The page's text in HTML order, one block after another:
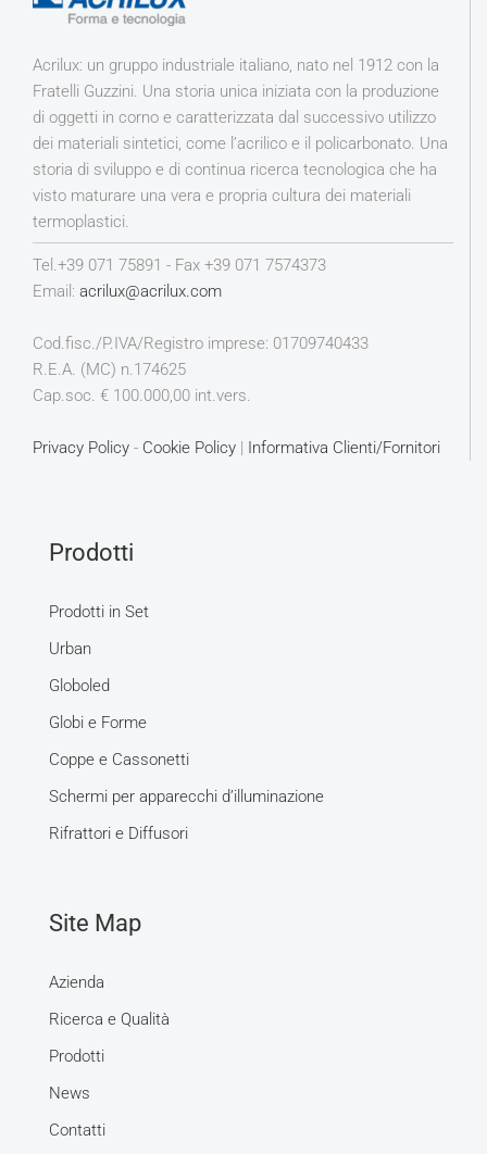
Acrilux: un gruppo industriale italiano, nato nel 1912 con la
Fratelli Guzzini. Una storia unica iniziata con la produzione
di oggetti in corno e caratterizzata dal successivo utilizzo
dei materiali sintetici, come l’acrilico e il policarbonato. Una
storia di sviluppo e di continua ricerca tecnologica che ha
visto maturare una vera e propria cultura dei materiali
termoplastici.
Tel.+39 071 75891 - Fax +39 071 7574373
Email: acrilux@acrilux.com
Cod.fisc./P.IVA/Registro imprese: 01709740433
R.E.A. (MC) n.174625
Cap.soc. € 100.000,00 int.vers.
Privacy Policy - Cookie Policy | Informativa Clienti/Fornitori
Prodotti
Prodotti in Set
Urban
Globoled
Globi e Forme
Coppe e Cassonetti
Schermi per apparecchi d’illuminazione
Rifrattori e Diffusori
Site Map
Azienda
Ricerca e Qualità
Prodotti
News
Contatti